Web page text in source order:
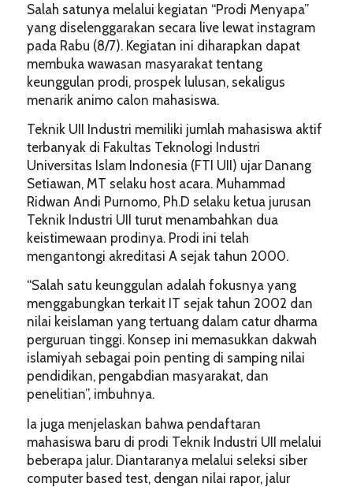
Salah satunya melalui kegiatan “Prodi Menyapa”
yang diselenggarakan secara live lewat instagram
pada Rabu (8/7). Kegiatan ini diharapkan dapat
membuka wawasan masyarakat tentang
keunggulan prodi, prospek lulusan, sekaligus
menarik animo calon mahasiswa.
Teknik UII Industri memiliki jumlah mahasiswa aktif
terbanyak di Fakultas Teknologi Industri
Universitas Islam Indonesia (FTI UII) ujar Danang
Setiawan, MT selaku host acara. Muhammad
Ridwan Andi Purnomo, Ph.D selaku ketua jurusan
Teknik Industri UII turut menambahkan dua
keistimewaan prodinya. Prodi ini telah
mengantongi akreditasi A sejak tahun 2000.
“Salah satu keunggulan adalah fokusnya yang
menggabungkan terkait IT sejak tahun 2002 dan
nilai keislaman yang tertuang dalam catur dharma
perguruan tinggi. Konsep ini memasukkan dakwah
islamiyah sebagai poin penting di samping nilai
pendidikan, pengabdian masyarakat, dan
penelitian”, imbuhnya.
Ia juga menjelaskan bahwa pendaftaran
mahasiswa baru di prodi Teknik Industri UII melalui
beberapa jalur. Diantaranya melalui seleksi siber
computer based test, dengan nilai rapor, jalur